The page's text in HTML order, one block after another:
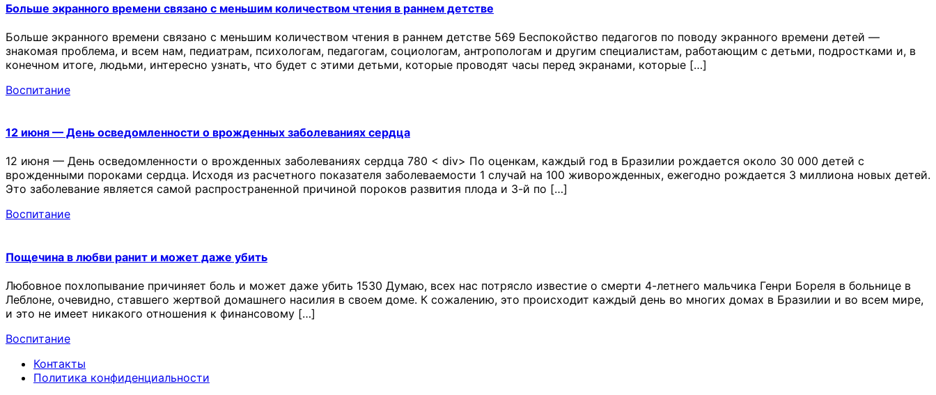
Больше экранного времени связано с меньшим количеством чтения в раннем детстве
Больше экранного времени связано с меньшим количеством чтения в раннем детстве 569 Беспокойство педагогов по поводу экранного времени детей —
знакомая проблема, и всем нам, педиатрам, психологам, педагогам, социологам, антропологам и другим специалистам, работающим с детьми, подростками и, в
конечном итоге, людьми, интересно узнать, что будет с этими детьми, которые проводят часы перед экранами, которые […]
Воспитание
12 июня — День осведомленности о врожденных заболеваниях сердца
12 июня — День осведомленности о врожденных заболеваниях сердца 780 < div> По оценкам, каждый год в Бразилии рождается около 30 000 детей с
врожденными пороками сердца. Исходя из расчетного показателя заболеваемости 1 случай на 100 живорожденных, ежегодно рождается 3 миллиона новых детей.
Это заболевание является самой распространенной причиной пороков развития плода и 3-й по […]
Воспитание
Пощечина в любви ранит и может даже убить
Любовное похлопывание причиняет боль и может даже убить 1530 Думаю, всех нас потрясло известие о смерти 4-летнего мальчика Генри Бореля в больнице в
Леблоне, очевидно, ставшего жертвой домашнего насилия в своем доме. К сожалению, это происходит каждый день во многих домах в Бразилии и во всем мире,
и это не имеет никакого отношения к финансовому […]
Воспитание
Контакты
Политика конфиденциальности